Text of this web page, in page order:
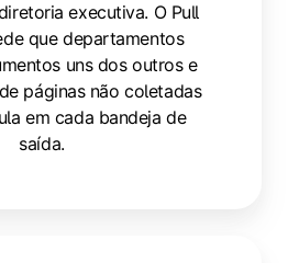
executiva. O Pull
que departamentos
uns dos outros e
páginas não coletadas
em cada bandeja de
saída.